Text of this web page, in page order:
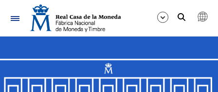
Navegación